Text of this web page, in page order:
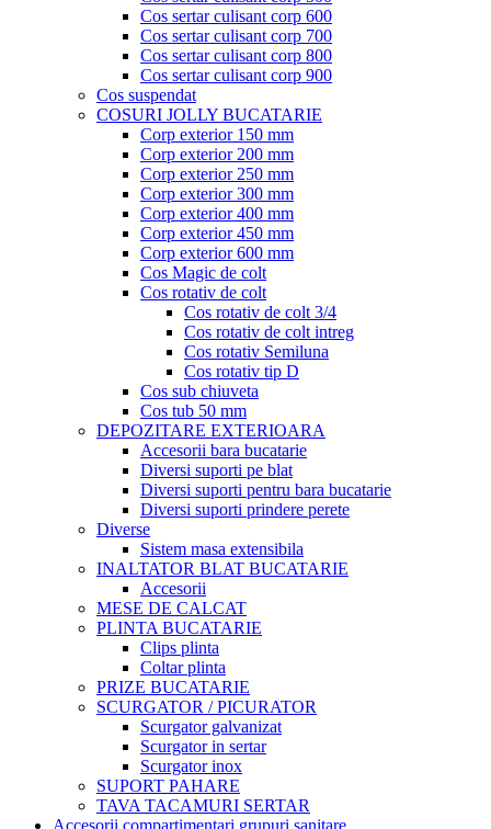
Cos sertar culisant corp 600
Cos sertar culisant corp 700
Cos sertar culisant corp 800
Cos sertar culisant corp 900
Cos suspendat
COSURI JOLLY BUCATARIE
Corp exterior 150 mm
Corp exterior 200 mm
Corp exterior 250 mm
Corp exterior 300 mm
Corp exterior 400 mm
Corp exterior 450 mm
Corp exterior 600 mm
Cos Magic de colt
Cos rotativ de colt
Cos rotativ de colt 3/4
Cos rotativ de colt intreg
Cos rotativ Semiluna
Cos rotativ tip D
Cos sub chiuveta
Cos tub 50 mm
DEPOZITARE EXTERIOARA
Accesorii bara bucatarie
Diversi suporti pe blat
Diversi suporti pentru bara bucatarie
Diversi suporti prindere perete
Diverse
Sistem masa extensibila
INALTATOR BLAT BUCATARIE
Accesorii
MESE DE CALCAT
PLINTA BUCATARIE
Clips plinta
Coltar plinta
PRIZE BUCATARIE
SCURGATOR / PICURATOR
Scurgator galvanizat
Scurgator in sertar
Scurgator inox
SUPORT PAHARE
TAVA TACAMURI SERTAR
Accesorii compartimentari grupuri sanitare